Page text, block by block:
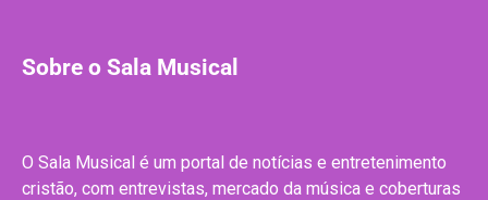
Sobre o Sala Musical
O Sala Musical é um portal de notícias e entretenimento
cristão, com entrevistas, mercado da música e coberturas